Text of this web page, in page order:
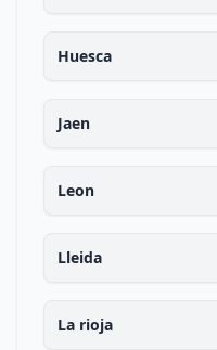
Huesca
Jaen
Leon
Lleida
La rioja